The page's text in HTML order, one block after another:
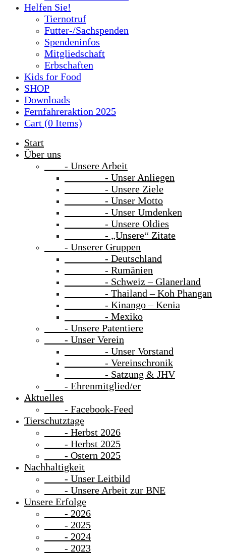
Helfen Sie!
Tiernotruf
Futter-/Sachspenden
Spendeninfos
Mitgliedschaft
Erbschaften
Kids for Food
SHOP
Downloads
Fernfahreraktion 2025
Cart (0 Items)
Start
Über uns
- Unsere Arbeit
- Unser Anliegen
- Unsere Ziele
- Unser Motto
- Unser Umdenken
- Unsere Oldies
- „Unsere“ Zitate
- Unserer Gruppen
- Deutschland
- Rumänien
- Schweiz – Glanerland
- Thailand – Koh Phangan
- Kinango – Kenia
- Mexiko
- Unsere Patentiere
- Unser Verein
- Unser Vorstand
- Vereinschronik
- Satzung & JHV
- Ehrenmitglied/er
Aktuelles
- Facebook-Feed
Tierschutztage
- Herbst 2026
- Herbst 2025
- Ostern 2025
Nachhaltigkeit
- Unser Leitbild
- Unsere Arbeit zur BNE
Unsere Erfolge
- 2026
- 2025
- 2024
- 2023